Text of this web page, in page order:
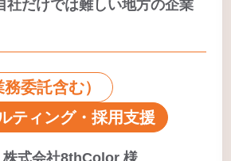
だけでは難しい地方の企業
委託含む）
ティング・採用支援